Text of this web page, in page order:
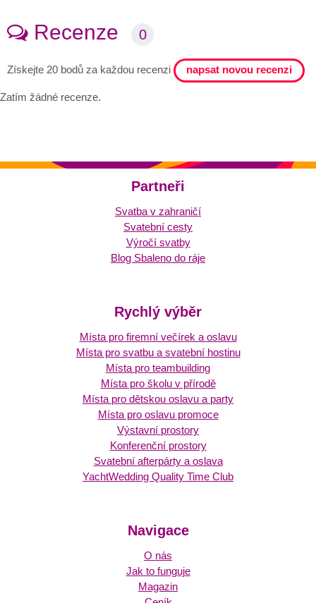
Recenze 0
Získejte 20 bodů za každou recenzi napsat novou recenzi
Zatím žádné recenze.
Partneři
Svatba v zahraničí
Svatební cesty
Výročí svatby
Blog Sbaleno do ráje
Rychlý výběr
Místa pro firemní večírek a oslavu
Místa pro svatbu a svatební hostinu
Místa pro teambuilding
Místa pro školu v přírodě
Místa pro dětskou oslavu a party
Místa pro oslavu promoce
Výstavní prostory
Konferenční prostory
Svatební afterpárty a oslava
YachtWedding Quality Time Club
Navigace
O nás
Jak to funguje
Magazin